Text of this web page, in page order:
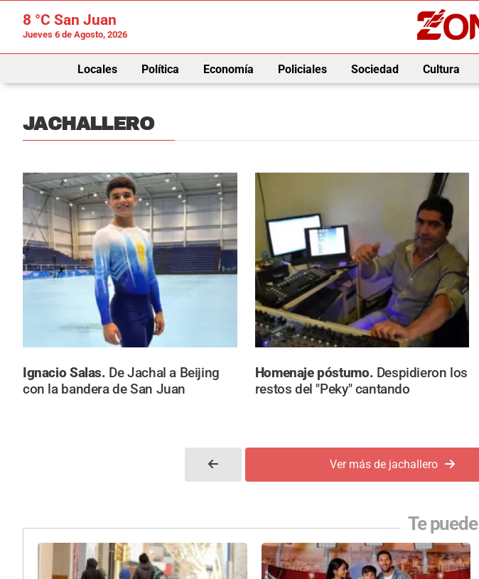
8 °C San Juan
Jueves 6 de Agosto, 2026
Locales Política Economía Policiales Sociedad Cultura
JACHALLERO
Ignacio Salas. De Jachal a Beijing
con la bandera de San Juan
Homenaje póstumo. Despidieron los
restos del "Peky" cantando
Ver más de jachallero
Te puede